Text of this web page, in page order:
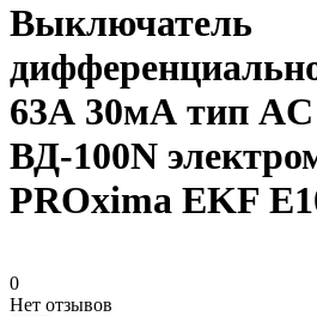
Выключатель
63А 30мА тип
ВД-100N
PROxima EKF
0
Нет отзывов